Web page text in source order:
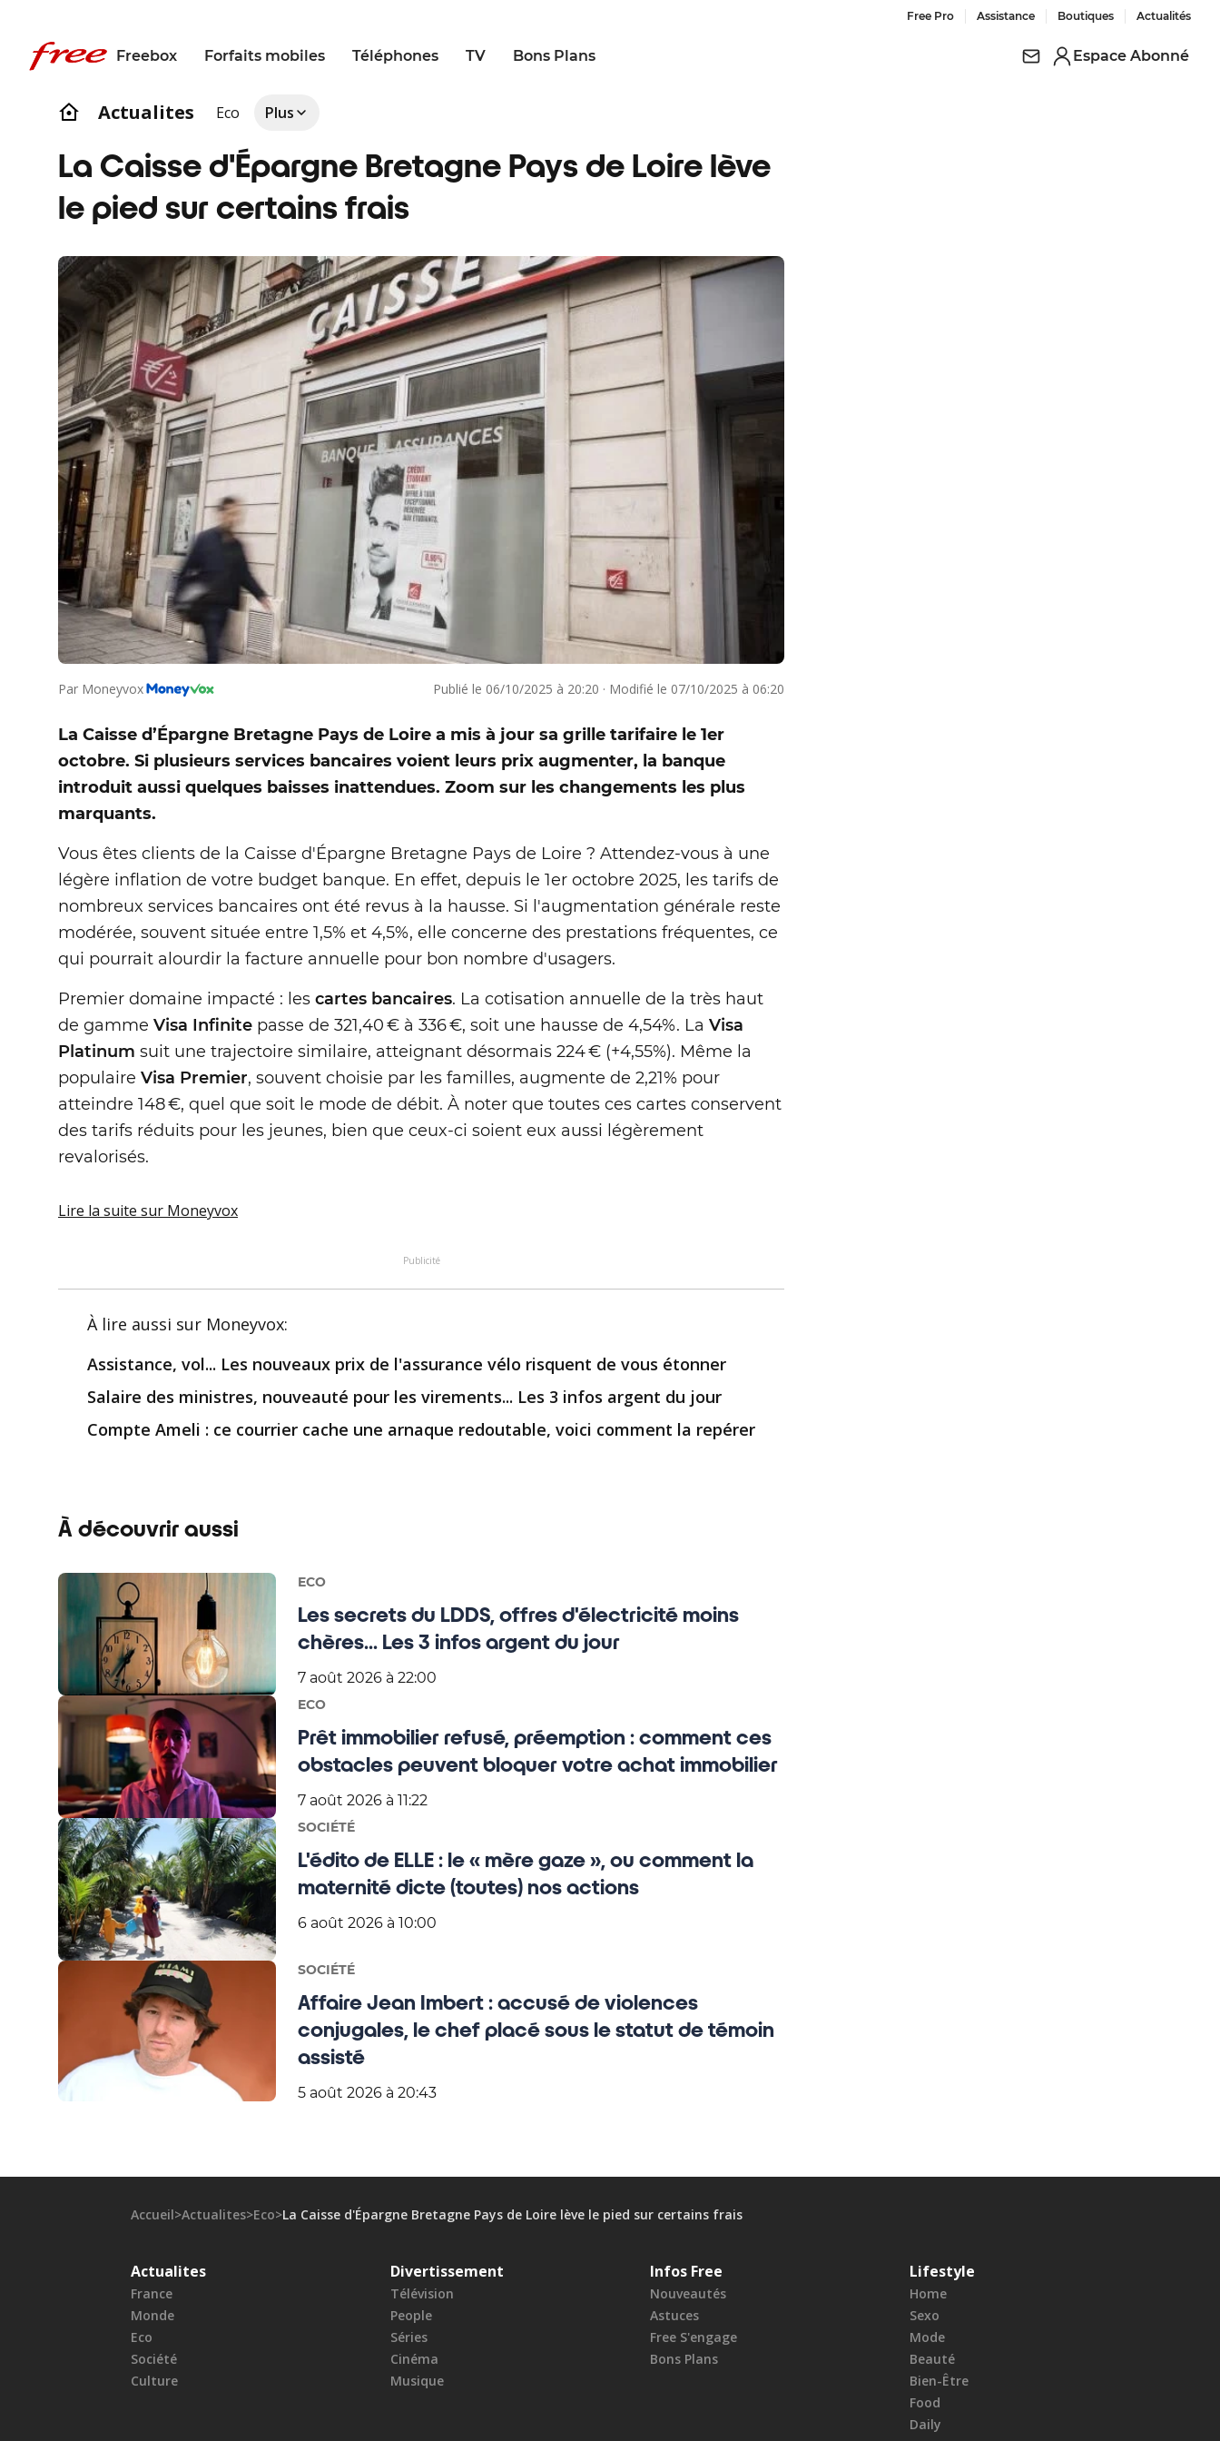
Free Pro Assistance Boutiques Actualités
Freebox Forfaits mobiles Téléphones TV Bons Plans Espace Abonné
Actualites Eco Plus
La Caisse d'Épargne Bretagne Pays de Loire lève
le pied sur certains frais
Par Moneyvox Publié le 06/10/2025 à 20:20 · Modifié le 07/10/2025 à 06:20
La Caisse d’Épargne Bretagne Pays de Loire a mis à jour sa grille tarifaire le 1er
octobre. Si plusieurs services bancaires voient leurs prix augmenter, la banque
introduit aussi quelques baisses inattendues. Zoom sur les changements les plus
marquants.
Vous êtes clients de la Caisse d'Épargne Bretagne Pays de Loire ? Attendez-vous à une
légère inflation de votre budget banque. En effet, depuis le 1er octobre 2025, les tarifs de
nombreux services bancaires ont été revus à la hausse. Si l'augmentation générale reste
modérée, souvent située entre 1,5% et 4,5%, elle concerne des prestations fréquentes, ce
qui pourrait alourdir la facture annuelle pour bon nombre d'usagers.
Premier domaine impacté : les cartes bancaires. La cotisation annuelle de la très haut
de gamme Visa Infinite passe de 321,40 € à 336 €, soit une hausse de 4,54%. La Visa
Platinum suit une trajectoire similaire, atteignant désormais 224 € (+4,55%). Même la
populaire Visa Premier, souvent choisie par les familles, augmente de 2,21% pour
atteindre 148 €, quel que soit le mode de débit. À noter que toutes ces cartes conservent
des tarifs réduits pour les jeunes, bien que ceux-ci soient eux aussi légèrement
revalorisés.
Lire la suite sur Moneyvox
Publicité
À lire aussi sur Moneyvox:
Assistance, vol... Les nouveaux prix de l'assurance vélo risquent de vous étonner
Salaire des ministres, nouveauté pour les virements... Les 3 infos argent du jour
Compte Ameli : ce courrier cache une arnaque redoutable, voici comment la repérer
À découvrir aussi
ECO
Les secrets du LDDS, offres d'électricité moins
chères... Les 3 infos argent du jour
7 août 2026 à 22:00
ECO
Prêt immobilier refusé, préemption : comment ces
obstacles peuvent bloquer votre achat immobilier
7 août 2026 à 11:22
SOCIÉTÉ
L'édito de ELLE : le « mère gaze », ou comment la
maternité dicte (toutes) nos actions
6 août 2026 à 10:00
SOCIÉTÉ
Affaire Jean Imbert : accusé de violences
conjugales, le chef placé sous le statut de témoin
assisté
5 août 2026 à 20:43
Accueil>Actualites>Eco>La Caisse d'Épargne Bretagne Pays de Loire lève le pied sur certains frais
Actualites
France
Monde
Eco
Société
Culture
Divertissement
Télévision
People
Séries
Cinéma
Musique
Infos Free
Nouveautés
Astuces
Free S'engage
Bons Plans
Lifestyle
Home
Sexo
Mode
Beauté
Bien-Être
Food
Daily